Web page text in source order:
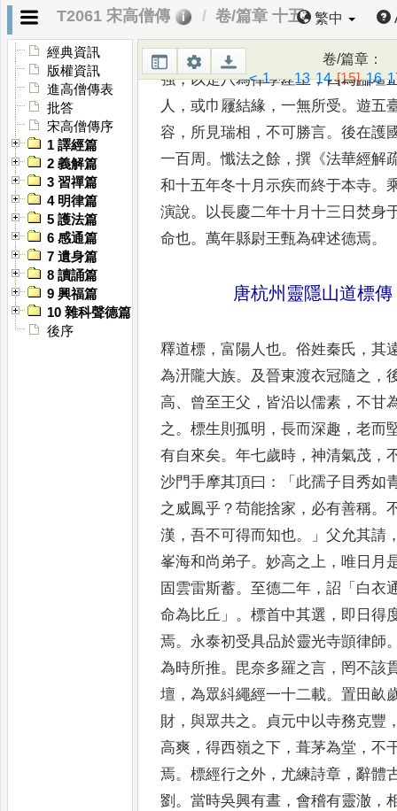
T2061 宋高僧傳 卷/篇章 十五 繁中
經典資訊
版權資訊
進高僧傳表
批答
宋高僧傳序
1 譯經篇
2 義解篇
3 習禪篇
4 明律篇
5 護法篇
6 感通篇
7 遺身篇
8 讀誦篇
9 興福篇
10 雜科聲德篇
後序
卷/篇章：
< 1...13 14 [15] 16
本郡守李公錡、田公敦 、浙東率薛
勸登法座，或馳簡而延蒞戒壇。 乘
強，以是八為律學座主，四為臨壇
人 ，或巾屨結緣 ，一無所受。遊五
容 ， 所見瑞相 ，不可勝言。後在護
一百周 。懺法之餘 ，撰 《法華經解
和十五年冬十月示疾而終于本寺。
演說。 以長慶二年十月十三日焚身
命也。萬年縣尉王甄為碑述德焉。
唐杭州靈隱山道標傳
釋道標 ，富陽人也。俗姓秦氏 ，其
為汧隴大族。 及晉東渡衣冠隨之 ，
高、 曾至王父 ， 皆沿以儒素 ，不甘
之。標生則孤明 ，長而深趣 ，老而
有自來矣。年七歲時 ，神清氣茂 ，
沙門手摩其頂曰 ：「 此孺子目秀如
之威鳳乎 ？苟能捨家 ， 必有善稱。
漢 ，吾不可得而知也。」父允其請
峯海和尚弟子。妙高之上 ，唯日月
固雲雷斯蓄。 至德二年 ，詔 「 白衣
命為比丘 」。標首中其選 ， 即日得
焉。 永泰初受具品於靈光寺顗律師
為時所推。 毘奈多羅之言 ， 罔不該
壇 ，為眾紏繩經一十二載。置田畝
財 ，與眾共之。 貞元中以寺務克豐
高爽 ，得西嶺之下 ，葺茅為堂 ，不
焉。標經行之外 ， 尤練詩章 ，辭體
劉 。當時吳興有晝 ，會稽有靈澈 ，